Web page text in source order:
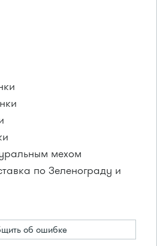
мехом
по Зеленограду и
об ошибке